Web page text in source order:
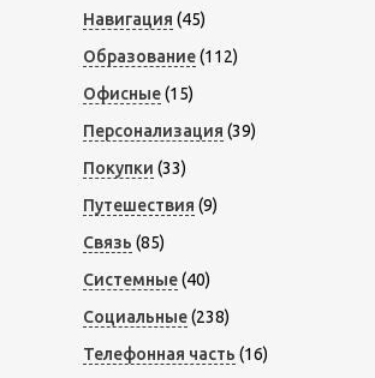
Навигация (45)
Образование(112)
Офисные(15)
Персонализация (39)
Покупки (33)
Путешествия (9)
Связь (85)
Системные(40)
Социальные(238)
Телефонная часть (16)